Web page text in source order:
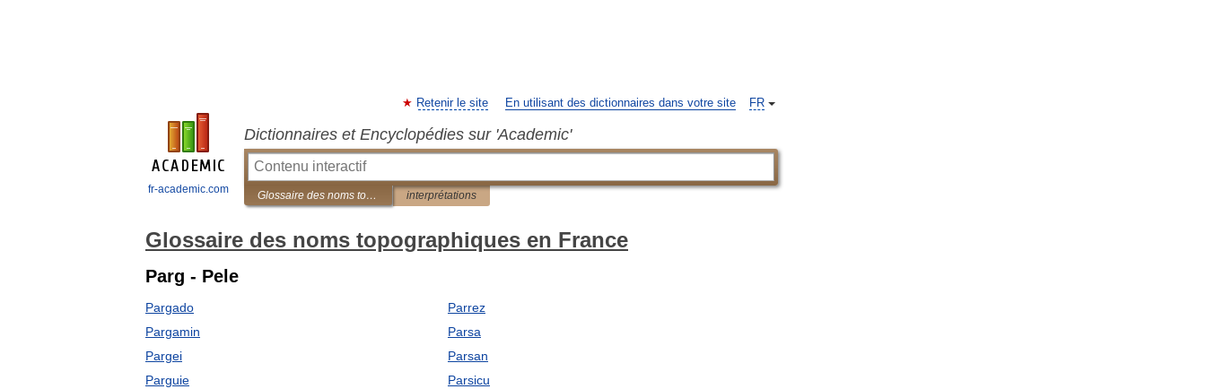
fr-academic.com
FR
Retenir le site En utilisant des dictionnaires dans votre site
Dictionnaires et Encyclopédies sur 'Academic'
Glossaire des noms topographiques en France interprétations
Glossaire des noms topographiques en France
Parg - Pele
Pargado
Pargamin
Pargei
Parguie
Parrez
Parsa
Parsan
Parsicu